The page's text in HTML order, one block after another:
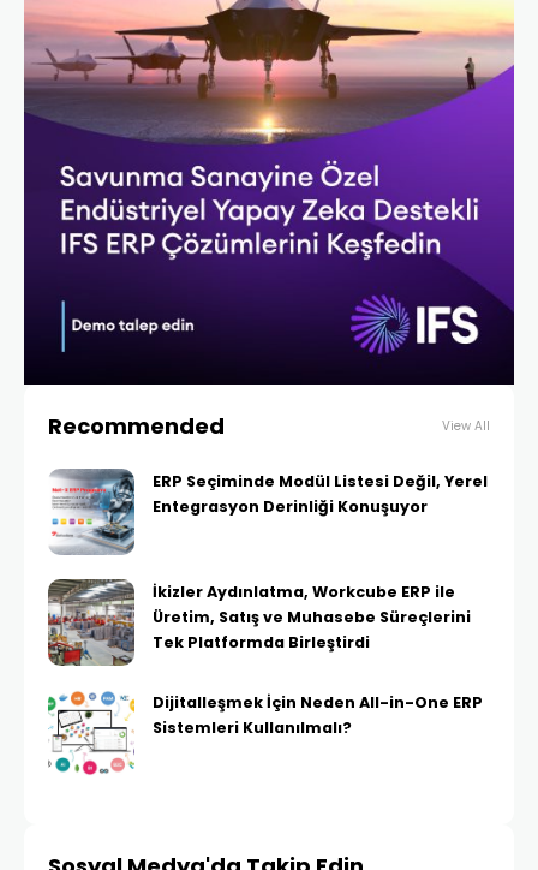
Recommended View All
ERP Seçiminde Modül Listesi Değil, Yerel
Entegrasyon Derinliği Konuşuyor
İkizler Aydınlatma, Workcube ERP ile
Üretim, Satış ve Muhasebe Süreçlerini
Tek Platformda Birleştirdi
Dijitalleşmek İçin Neden All-in-One ERP
Sistemleri Kullanılmalı?